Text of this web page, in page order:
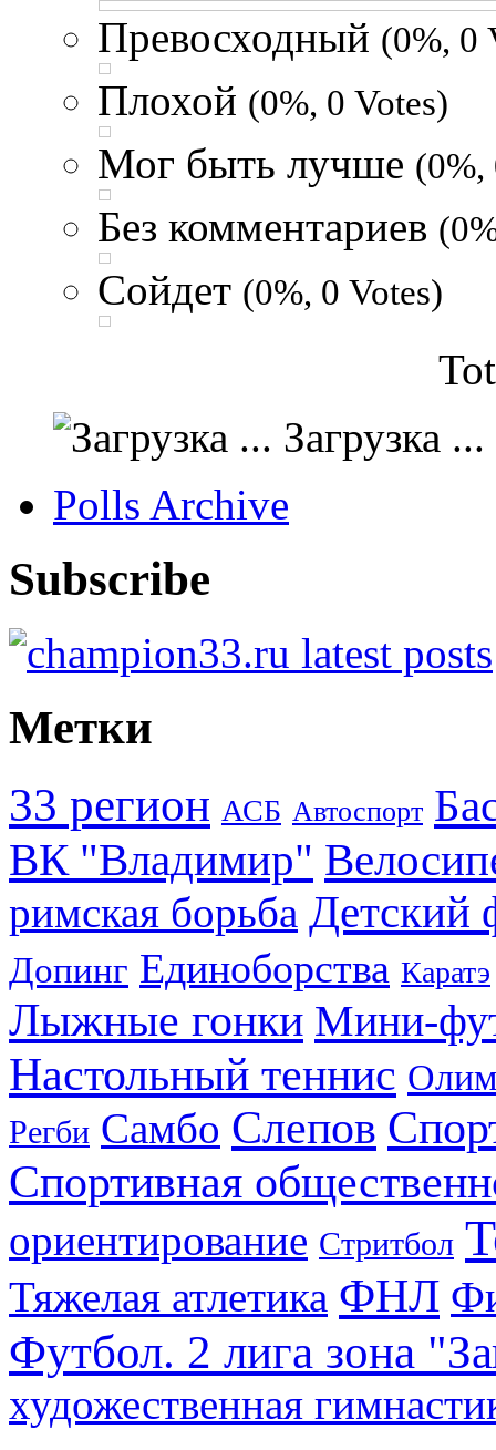
Превосходный (0%, 0
Плохой (0%, 0 Votes)
Мог быть лучше (0%,
Без комментариев
Сойдет (0%, 0 Votes)
Загрузка ...
Polls Archive
Subscribe
Метки
33 регион АСБ Автоспорт
ВК "Владимир"
римская борьба Детский
Допинг Единоборства Каратэ
Лыжные гонки Мини-
Настольный теннис
Регби Самбо Слепов
Спортивная
ориентирование Стритбол
Тяжелая атлетика ФНЛ
Футбол. 2 лига зона
художественная